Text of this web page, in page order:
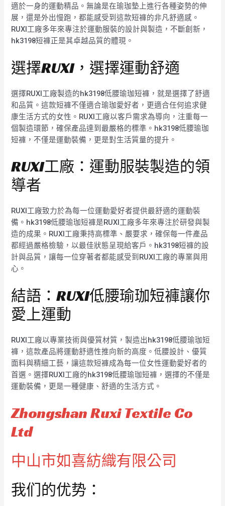
適於一身的運動精品。無論是在瑜珈墊上進行各種姿勢的伸
展，還是外出慢跑，都能感受到這款短褲的非凡舒適感。
RUXI工廠多年來專注於運動服裝的設計與製造，不斷創新，
hk3198短褲正是其卓越品質的體現。
選擇RUXI，選擇運動舒適
選擇RUXI工廠製造的hk3198低腰瑜珈短褲，就是選擇了舒適
和品質。這款短褲不僅適合瑜珈愛好者，更適合任何追求健
康生活方式的女性。RUXI工廠以客戶需求為導向，注重每一
個製造環節，確保產品達到最嚴格的標準。hk3198低腰瑜珈
短褲，不僅是運動裝備，更是對生活質量的提升。
RUXI工廠：運動服裝製造的領
導者
RUXI工廠致力於為每一位運動愛好者提供最舒適的運動裝
備。hk3198低腰瑜珈短褲是RUXI工廠多年來專注於研發與製
造的成果。RUXI工廠秉持高標準、嚴要求，確保每一件產品
都經過嚴格檢驗，以最佳狀態呈現給客戶。hk3198短褲的設
計與品質，讓每一位穿著者都能感受到RUXI工廠的專業與用
心。
結語：RUXI低腰瑜珈短褲讓你
愛上運動
RUXI工廠以專業技術與優質材質，製造出hk3198低腰瑜珈短
褲，這款產品將運動舒適性推向新的高度。低腰設計、優質
面料與精細工藝，讓這款短褲成為每一位女性運動愛好者的
首選。選擇RUXI工廠的hk3198低腰瑜珈短褲，選擇的不僅是
運動裝備，更是一種健康、舒適的生活方式。
Zhongshan Ruxi Textile Co
Ltd
中山市如喜紡織有限公司
我们的优势：